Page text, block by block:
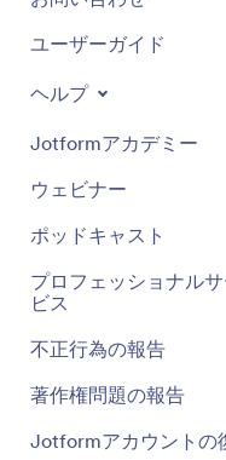
ユーザーガイド
ヘルプ
Jotformアカデミー
ウェビナー
ポッドキャスト
プロフェッショナル
ビス
不正行為の報告
著作権問題の報告
Jotformアカウントの